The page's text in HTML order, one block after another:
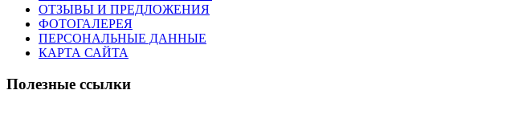
ОТЗЫВЫ И ПРЕДЛОЖЕНИЯ
ФОТОГАЛЕРЕЯ
ПЕРСОНАЛЬНЫЕ ДАННЫЕ
КАРТА САЙТА
Полезные ссылки